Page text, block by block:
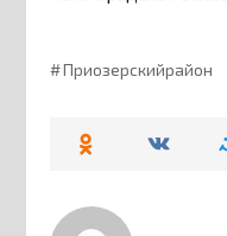
Приозерскийрайон